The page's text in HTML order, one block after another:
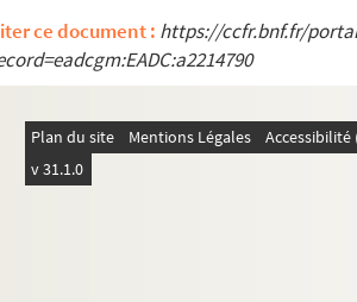
Lettres adressées à Olivier Hussenot
Papiers personnels
ce document : https://ccfr.bnf.fr/
Plan du site Mentions Légales
v 31.1.0